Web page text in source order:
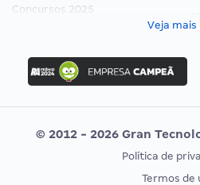
Concursos 2025
Concurso Ibama
Concurso MPU
Editais publicados
CONCURSOS POR PROFISSÃO
Veja mais
© 2012 - 2026 Gran
Política de
Termos de